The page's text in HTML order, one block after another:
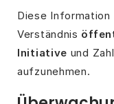
Diese
Verständnis
Initiative und
aufzunehmen.